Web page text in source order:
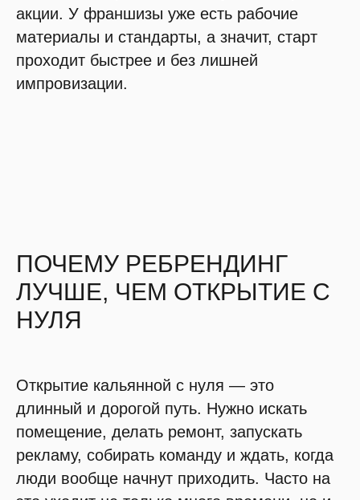
акции. У франшизы уже есть рабочие
материалы и стандарты, а значит, старт
проходит быстрее и без лишней
импровизации.
ПОЧЕМУ РЕБРЕНДИНГ
ЛУЧШЕ, ЧЕМ ОТКРЫТИЕ С
НУЛЯ
Открытие кальянной с нуля — это
длинный и дорогой путь. Нужно искать
помещение, делать ремонт, запускать
рекламу, собирать команду и ждать, когда
люди вообще начнут приходить. Часто на